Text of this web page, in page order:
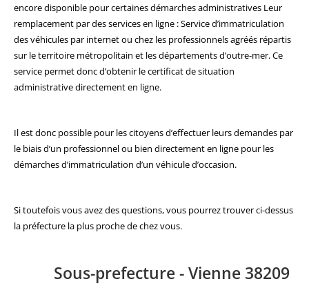
encore disponible pour certaines démarches administratives Leur
remplacement par des services en ligne : Service d’immatriculation
des véhicules par internet ou chez les professionnels agréés répartis
sur le territoire métropolitain et les départements d’outre-mer. Ce
service permet donc d’obtenir le certificat de situation
administrative directement en ligne.
Il est donc possible pour les citoyens d’effectuer leurs demandes par
le biais d’un professionnel ou bien directement en ligne pour les
démarches d’immatriculation d’un véhicule d’occasion.
Si toutefois vous avez des questions, vous pourrez trouver ci-dessus
la préfecture la plus proche de chez vous.
Sous-prefecture - Vienne 38209